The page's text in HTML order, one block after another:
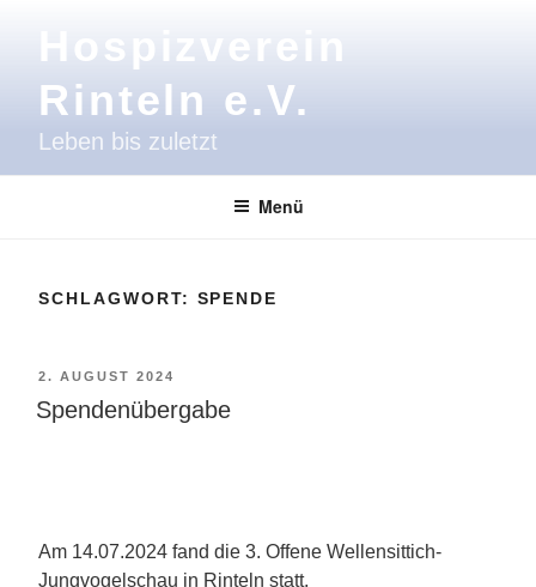
Hospizverein
Rinteln e.V.
Leben bis zuletzt
Menü
SCHLAGWORT: SPENDE
VERÖFFENTLICHT
AM
2. AUGUST 2024
Spendenübergabe
Am 14.07.2024 fand die 3. Offene Wellensittich-
Jungvogelschau in Rinteln statt.